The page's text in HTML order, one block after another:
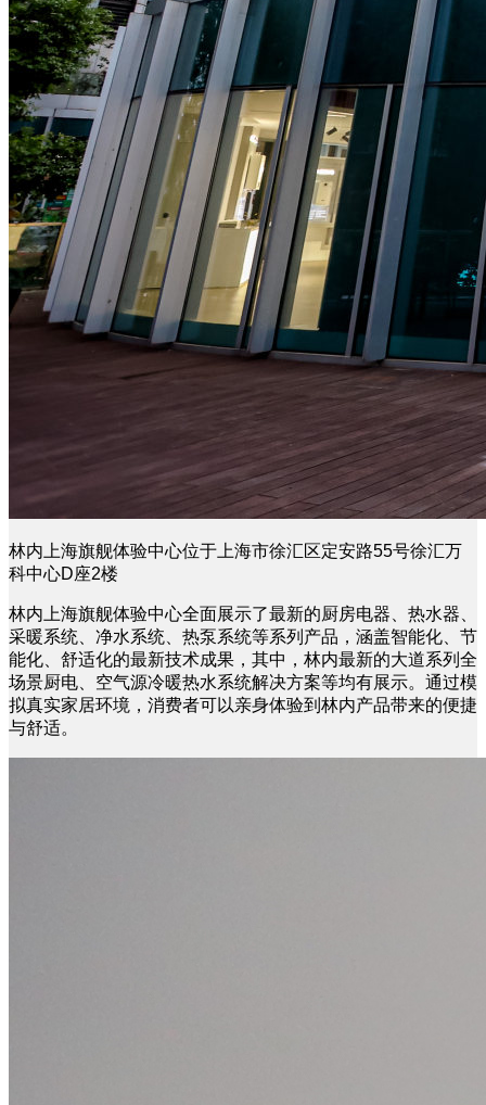
林内上海旗舰体验中心位于上海市徐汇区定安路55号徐汇万
科中心D座2楼
林内上海旗舰体验中心全面展示了最新的厨房电器、热水器、
采暖系统、净水系统、热泵系统等系列产品，涵盖智能化、节
能化、舒适化的最新技术成果，其中，林内最新的大道系列全
场景厨电、空气源冷暖热水系统解决方案等均有展示。通过模
拟真实家居环境，消费者可以亲身体验到林内产品带来的便捷
与舒适。